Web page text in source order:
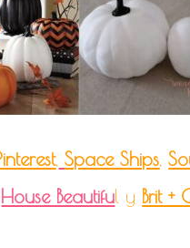
, Space Ships,
House Beautiful y Brit +